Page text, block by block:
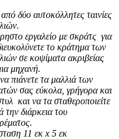
δύο αυτοκόλλητες ταινίες
εργαλείο με σκράτς για
το κράτημα των
σε κοψίματα ακριβείας
μηχανή.
πιάνετε τα μαλλιά των
σας εύκολα, γρήγορα και
και να τα σταθεροποιείτε
την διάρκεια του
11 εκ x 5 εκ